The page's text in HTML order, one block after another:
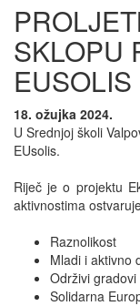
SKLOPU
EUSOLIS
18. ožujka 2024.
U Srednjoj školi
EUsolis.
Riječ je o projektu
aktivnostima
Raznolikost
Mladi i aktivno
Održivi gradovi
Solidarna